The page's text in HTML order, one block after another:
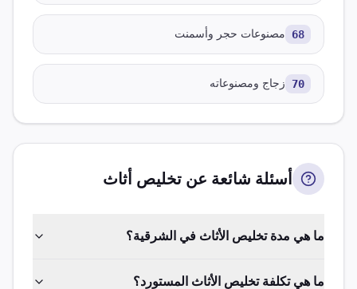
68 مصنوعات حجر وأسمنت
70 زجاج ومصنوعاته
أسئلة شائعة عن تخليص أثاث
ما هي مدة تخليص الأثاث في الشرقية؟
ما هي تكلفة تخليص الأثاث المستورد؟